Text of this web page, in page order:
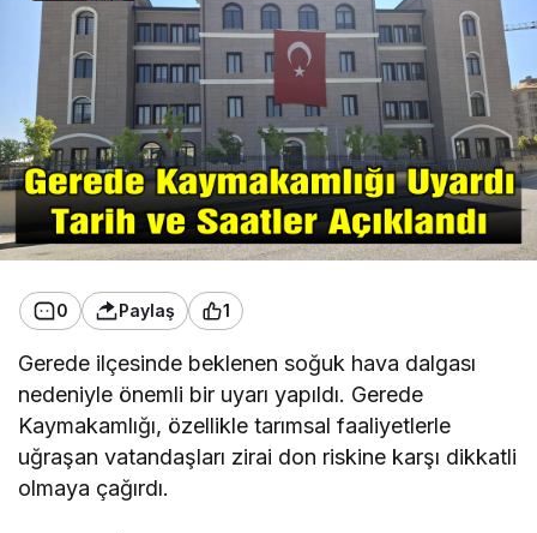
0 Paylaş 1
Gerede ilçesinde beklenen soğuk hava dalgası
nedeniyle önemli bir uyarı yapıldı. Gerede
Kaymakamlığı, özellikle tarımsal faaliyetlerle
uğraşan vatandaşları zirai don riskine karşı dikkatli
olmaya çağırdı.